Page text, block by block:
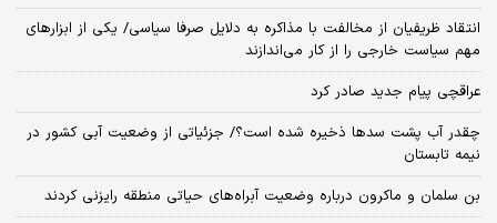
انتقاد ظریفیان از مخالفت با مذاکره به دلایل صرفا سیاسی/ یکی از ابزارهای
مهم سیاست خارجی را از کار می‌اندازند
عراقچی پیام جدید صادر کرد
چقدر آب پشت سدها ذخیره شده است؟/ جزئیاتی از وضعیت آبی کشور در
نیمه تابستان
بن سلمان و ماکرون درباره وضعیت آبراه‌های حیاتی منطقه رایزنی کردند